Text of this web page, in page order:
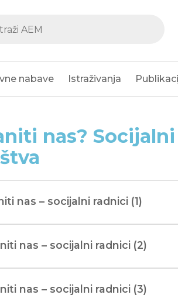
nabave Istraživanja
nas?
nas – socijalni radnici (1)
nas – socijalni radnici (2)
nas – socijalni radnici (3)